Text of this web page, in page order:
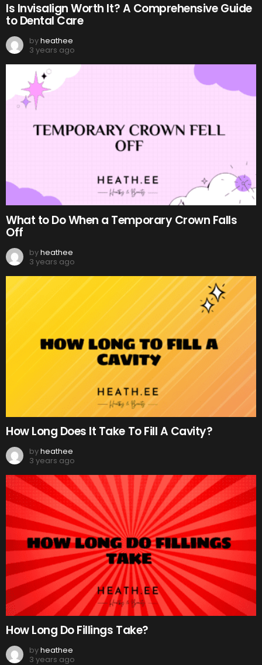
Is Invisalign Worth It? A Comprehensive Guide
to Dental Care
byheathee
3 years ago
What to Do When a Temporary Crown Falls
Off
byheathee
3 years ago
How Long Does It Take To Fill A Cavity?
byheathee
3 years ago
How Long Do Fillings Take?
byheathee
3 years ago